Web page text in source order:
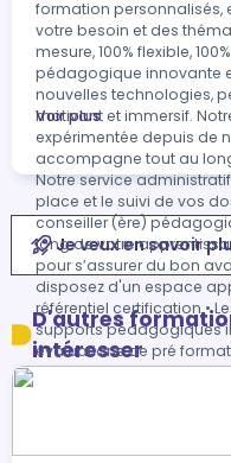
formation personnalisés,
votre besoin et des thématiques
mesure, 100% flexible,
pédagogique innovante
nouvelles technologies,
motivant et immersif. Notre équipe pédagogique
expérimentée depuis de
accompagne tout au
Notre service administratif vous conseille pour la mise
place et le suivi de vos
conseiller (ère) pédagogique dédié
long de votre
pour s’assurer du bon
disposez d'un espace
référentiel certification •
supports pédagogiques
évaluations de pré
trouverez dans cet espace, l’ensemble des documents
mettons à votre disposition. Votre service
Voir plus
Je veux en savoir
D'autres
intéresser